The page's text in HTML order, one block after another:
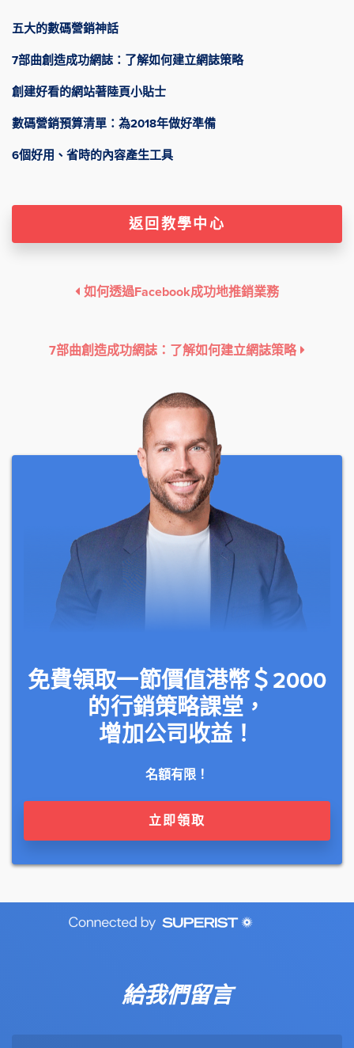
五大的數碼營銷神話
7部曲創造成功網誌：了解如何建立網誌策略
創建好看的網站著陸頁小貼士
數碼營銷預算清單：為2018年做好準備
6個好用、省時的內容產生工具
返回教學中心
如何透過Facebook成功地推銷業務
7部曲創造成功網誌：了解如何建立網誌策略
免費領取一節價值港幣＄2000
的行銷策略課堂，
增加公司收益！
名額有限！
立即領取
給我們留言